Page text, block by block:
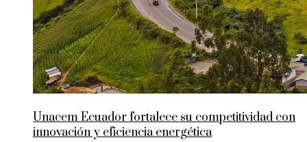
Unacem Ecuador fortalece su competitividad con
innovación y eficiencia energética